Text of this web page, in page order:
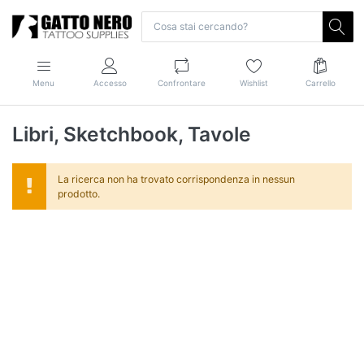
Menu Accesso Confrontare Wishlist Carrello
Libri, Sketchbook, Tavole
La ricerca non ha trovato corrispondenza in nessun
prodotto.